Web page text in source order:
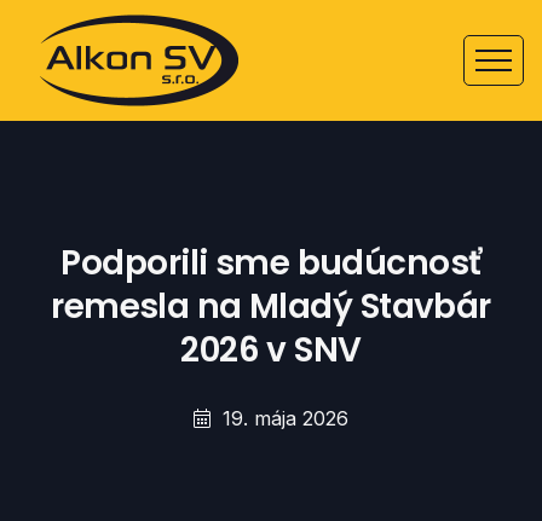
Podporili sme budúcnosť
remesla na Mladý Stavbár
2026 v SNV
19. mája 2026